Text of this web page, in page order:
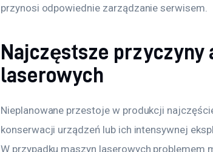
przynosi odpowiednie zarządzanie serwisem.
Najczęstsze przyczyny
laserowych
Nieplanowane przestoje w produkcji
konserwacji urządzeń lub ich intensywnej
W przypadku maszyn laserowych problemem